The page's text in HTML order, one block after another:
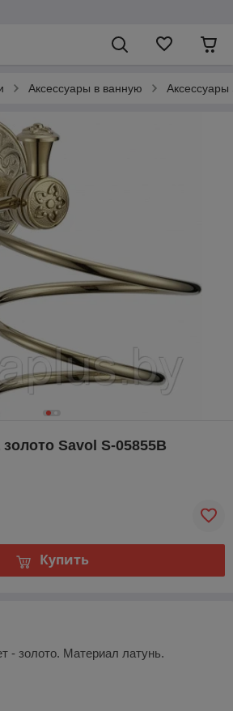
Аксессуары в ванную Аксессуары
Savol S-05855B
Купить
- золото. Материал латунь.